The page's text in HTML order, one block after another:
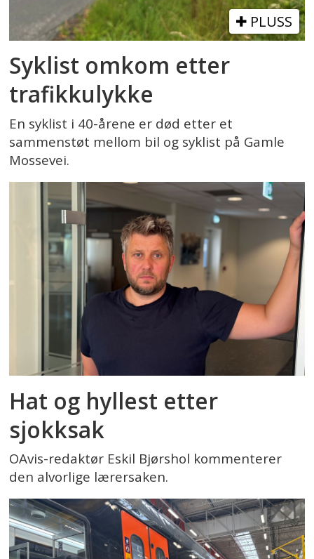
PLUSS
Syklist omkom etter
trafikkulykke
En syklist i 40-årene er død etter et
sammenstøt mellom bil og syklist på Gamle
Mossevei.
Hat og hyllest etter
sjokksak
OAvis-redaktør Eskil Bjørshol kommenterer
den alvorlige lærersaken.